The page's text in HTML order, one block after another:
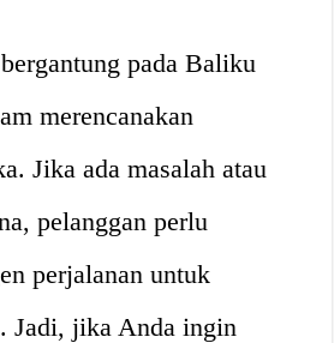
pada Baliku
merencanakan
Jika ada masalah atau
pelanggan perlu
perjalanan untuk
Jadi, jika Anda ingin